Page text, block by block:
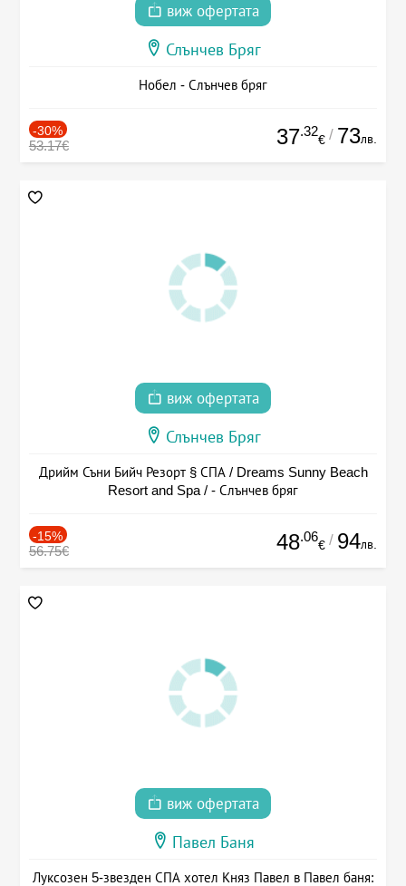
виж офертата
Слънчев Бряг
Нобел - Слънчев бряг
-30%
53.17€ 37.32
€ / 73лв.
виж офертата
Слънчев Бряг
Дрийм Съни Бийч Резорт § СПА / Dreams Sunny Beach
Resort and Spa / - Слънчев бряг
-15%
56.75€ 48.06
€ / 94лв.
виж офертата
Павел Баня
Луксозен 5-звезден СПА хотел Княз Павел в Павел баня: